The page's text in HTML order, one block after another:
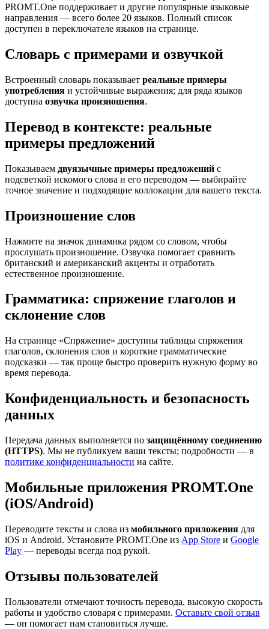
PROMT.One поддерживает и другие популярные языковые
направления — всего более 20 языков. Полный список
доступен в переключателе языков на странице.
Словарь с примерами и озвучкой
Встроенный словарь показывает реальные примеры
употребления и устойчивые выражения; для ряда языков
доступна озвучка произношения.
Перевод в контексте: реальные
примеры предложений
Показываем двуязычные примеры предложений с
подсветкой искомого слова и его переводом — выбирайте
точное значение и подходящие коллокации для вашего текста.
Произношение слов
Нажмите на значок динамика рядом со словом, чтобы
прослушать произношение. Озвучка помогает сравнить
британский и американский акценты и отработать
естественное произношение.
Грамматика: спряжение глаголов и
склонение слов
На странице «Спряжение» доступны таблицы спряжения
глаголов, склонения слов и короткие грамматические
подсказки — так проще быстро проверить нужную форму во
время перевода.
Конфиденциальность и безопасность
данных
Передача данных выполняется по защищённому соединению
(HTTPS). Мы не публикуем ваши тексты; подробности — в
политике конфиденциальности на сайте.
Мобильные приложения PROMT.One
(iOS/Android)
Переводите тексты и слова из мобильного приложения для
iOS и Android. Установите PROMT.One из App Store и Google
Play — переводы всегда под рукой.
Отзывы пользователей
Пользователи отмечают точность перевода, высокую скорость
работы и удобство словаря с примерами. Оставьте свой отзыв
— он помогает нам становиться лучше.